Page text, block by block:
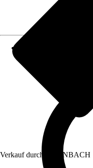
Verkauf durch: HORNBACH